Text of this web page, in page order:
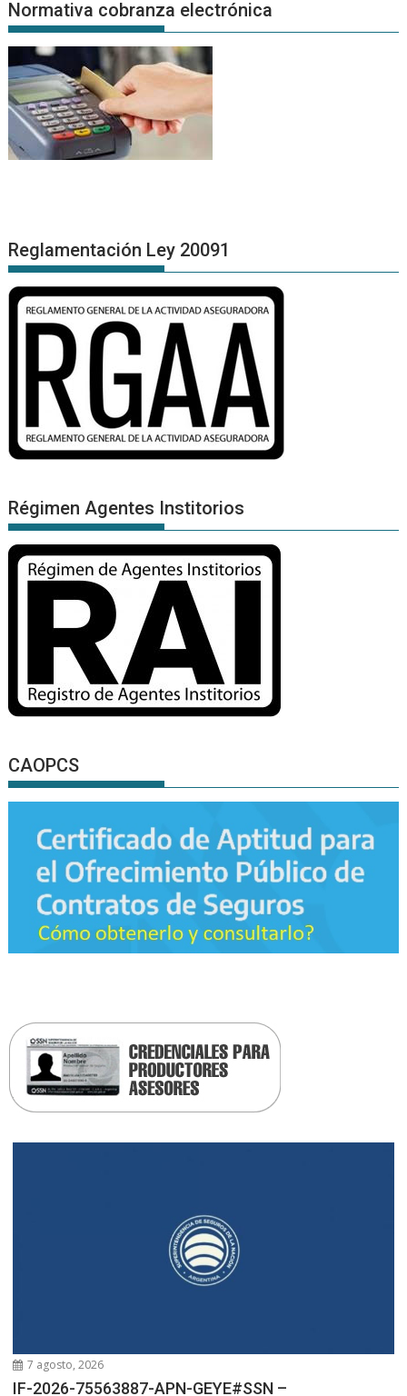
Normativa cobranza electrónica
Reglamentación Ley 20091
Régimen Agentes Institorios
CAOPCS
7 agosto, 2026
IF-2026-75563887-APN-GEYE#SSN –